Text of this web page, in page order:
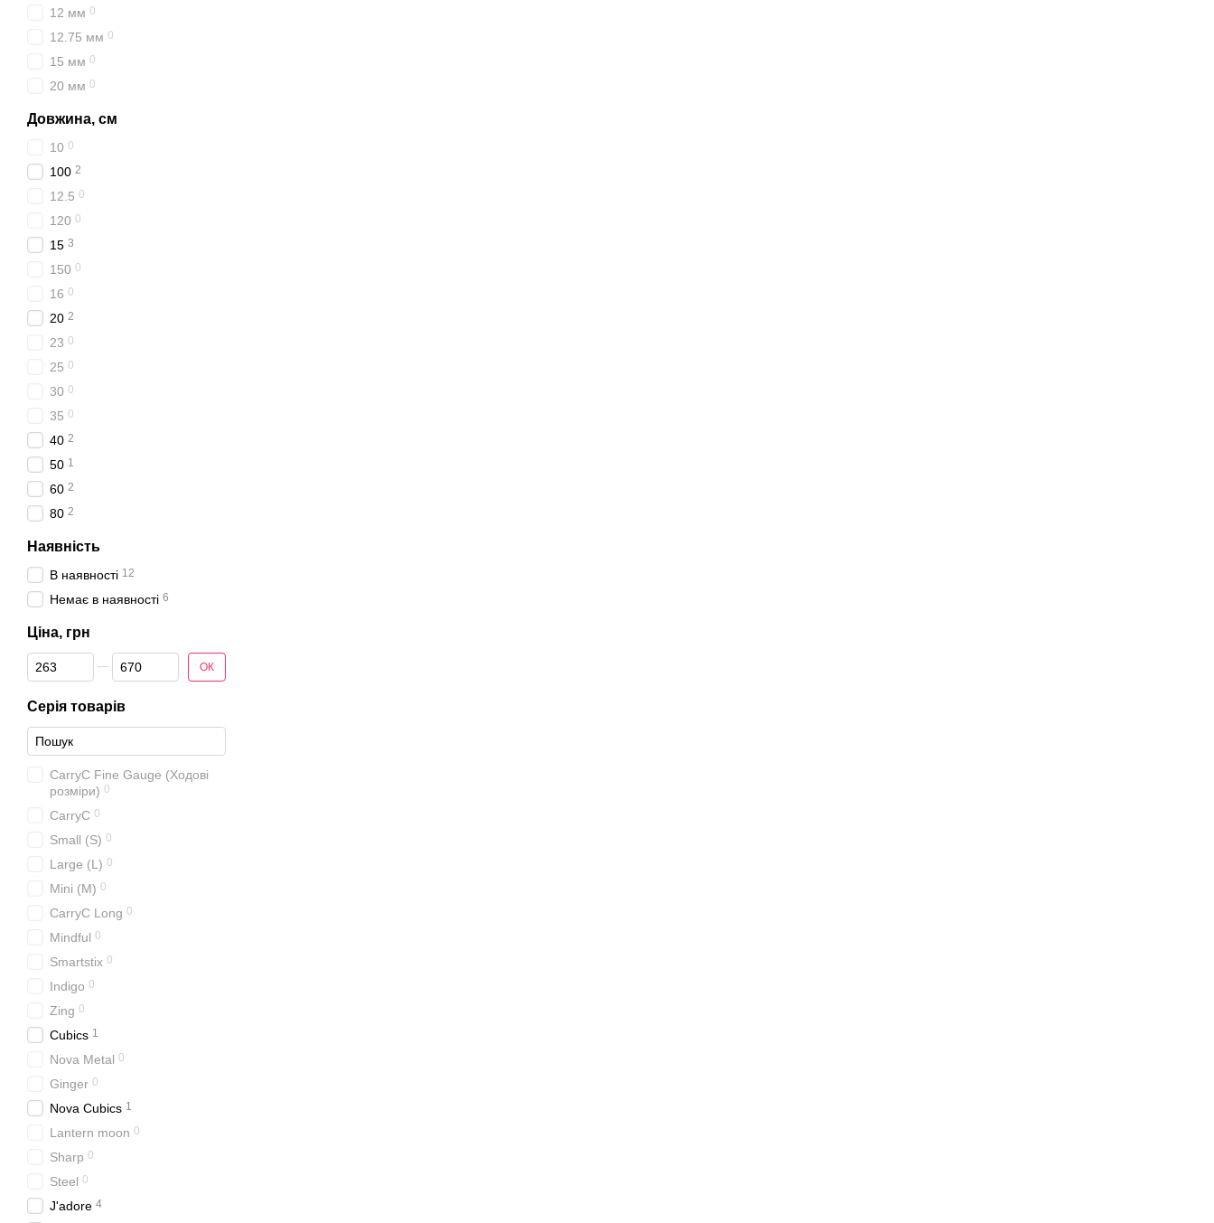
12 мм 0
12.75 мм 0
15 мм 0
20 мм 0
Довжина, см
10 0
100 2
12.5 0
120 0
15 3
150 0
16 0
20 2
23 0
25 0
30 0
35 0
40 2
50 1
60 2
80 2
Наявність
В наявності 12
Немає в наявності 6
Ціна, грн
Від Ціна, грн
До Ціна, грн ОК
Серія товарів
CarryC Fine Gauge (Ходові
розміри) 0
CarryC 0
Small (S) 0
Large (L) 0
Mini (M) 0
CarryC Long 0
Mindful 0
Smartstix 0
Indigo 0
Zing 0
Cubics 1
Nova Metal 0
Ginger 0
Nova Cubics 1
Lantern moon 0
Sharp 0
Steel 0
J'adore 4